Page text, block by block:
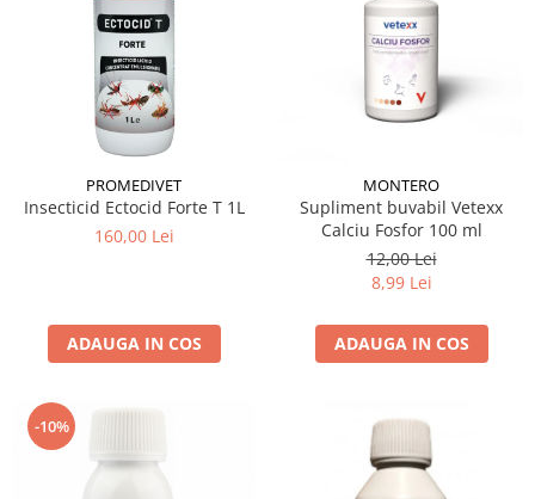
PROMEDIVET
Insecticid Ectocid Forte T 1L
160,00 Lei
ADAUGA IN COS
MONTERO
Supliment buvabil Vetexx
Calciu Fosfor 100 ml
12,00 Lei
8,99 Lei
ADAUGA IN COS
-10%